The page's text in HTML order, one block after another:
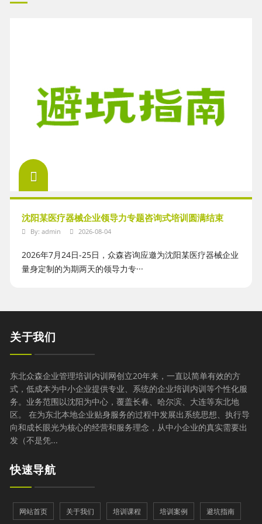
沈阳某医疗器械企业领导力专题咨询式培训圆满结束
By:admin 2026-08-04
2026年7月24日-25日，众森咨询应邀为沈阳某医疗器械企业
量身定制的为期两天的领导力专···
关于我们
东北众森企业管理培训内训网创立20年来，一直以简单有效的方
式，低成本为中小企业提供专业、系统的企业培训内训等个性化服
务。业务范围以沈阳为中心，覆盖长春、哈尔滨、大连等东北地
区。 在为东北本地企业贴身服务的过程中发展出系统思想、执行导
向和成长眼光为核心的经营和服务理念，从中小企业的真实需要出
发（不是凭...
快速导航
网站首页 关于我们 培训课程 培训案例 避坑指南